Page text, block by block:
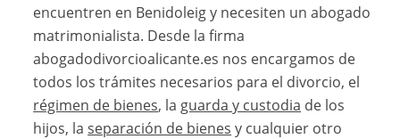
encuentren en Benidoleig y necesiten un abogado
matrimonialista. Desde la firma
abogadodivorcioalicante.es nos encargamos de
todos los trámites necesarios para el divorcio, el
régimen de bienes, la guarda y custodia de los
hijos, laseparación de bienes y cualquier otro